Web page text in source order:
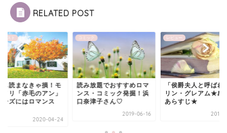
RELATED POST
リスト
も読まなきゃ損！モ
メリ「赤毛のアン」
ーズにはロマンス
2020-04-24
コミック
読み放題でおすすめロマ
ンス・コミック発掘！浜
口奈津子さん♡
2019-06-16
レビュー
「侯爵夫人と呼ばれ
リン・グレアム★感
あらすじ★
2018-